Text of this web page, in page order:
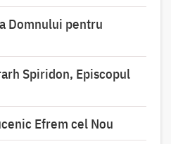
Domnului pentru
Spiridon, Episcopul
Efrem cel Nou